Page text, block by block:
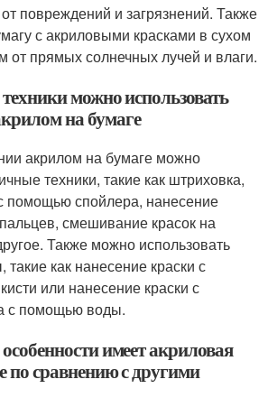
повреждений и загрязнений. Также
с акриловыми красками в сухом
от прямых солнечных лучей и влаги.
можно использовать
на бумаге
акрилом на бумаге можно
техники, такие как штриховка,
помощью спойлера, нанесение
смешивание красок на
Также можно использовать
как нанесение краски с
или нанесение краски с
с помощью воды.
имеет акриловая
по сравнению с другими